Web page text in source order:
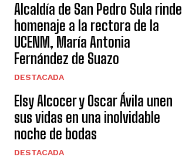
Alcaldía de San Pedro Sula rinde
homenaje a la rectora de la
UCENM, María Antonia
Fernández de Suazo
DESTACADA
Elsy Alcocer y Oscar Ávila unen
sus vidas en una inolvidable
noche de bodas
DESTACADA